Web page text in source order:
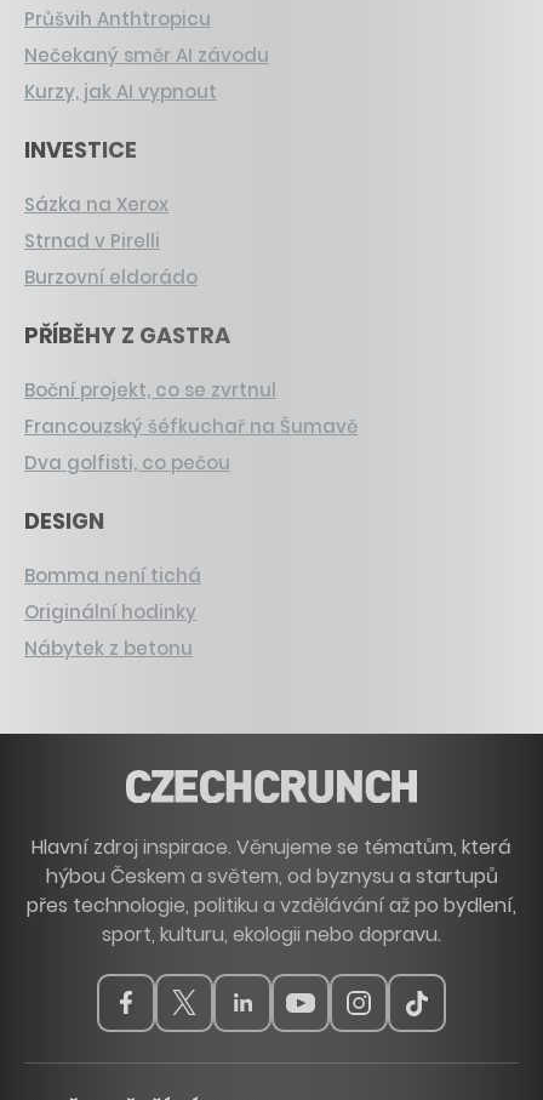
Průšvih Anthtropicu
Nečekaný směr AI závodu
Kurzy, jak AI vypnout
INVESTICE
Sázka na Xerox
Strnad v Pirelli
Burzovní eldorádo
PŘÍBĚHY Z GASTRA
Boční projekt, co se zvrtnul
Francouzský šéfkuchař na Šumavě
Dva golfisti, co pečou
DESIGN
Bomma není tichá
Originální hodinky
Nábytek z betonu
Hlavní zdroj inspirace. Věnujeme se tématům, která
hýbou Českem a světem, od byznysu a startupů
přes technologie, politiku a vzdělávání až po bydlení,
sport, kulturu, ekologii nebo dopravu.